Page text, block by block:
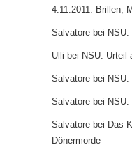
4.11.2011. Brillen,
Salvatore bei
Ulli bei NSU: Urteil
Salvatore bei
Salvatore bei
Salvatore bei Das
Dönermorde